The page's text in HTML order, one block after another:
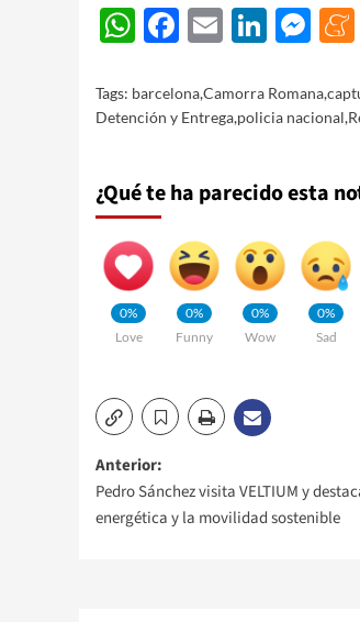
WhatsApp
Facebook
Email
Tags: barcelona,Camorra Romana,
Detención y Entrega,policia nacional,
¿Qué te ha parecido esta
0%
Love
0%
Funny
0%
Wow
0%
Sad
Navegación
de
Anterior:
Pedro Sánchez visita VELTIUM y
energética y la movilidad sostenible